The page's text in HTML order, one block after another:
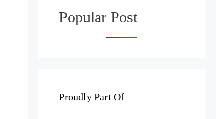
Popular Post
Proudly Part Of